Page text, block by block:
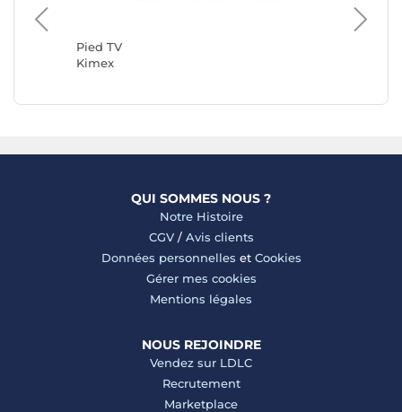
Pied TV
Kimex
QUI SOMMES NOUS ?
Notre Histoire
CGV/ Avis clients
Données personnelles et Cookies
Gérer mes cookies
Mentions légales
NOUS REJOINDRE
Vendez sur LDLC
Recrutement
Marketplace